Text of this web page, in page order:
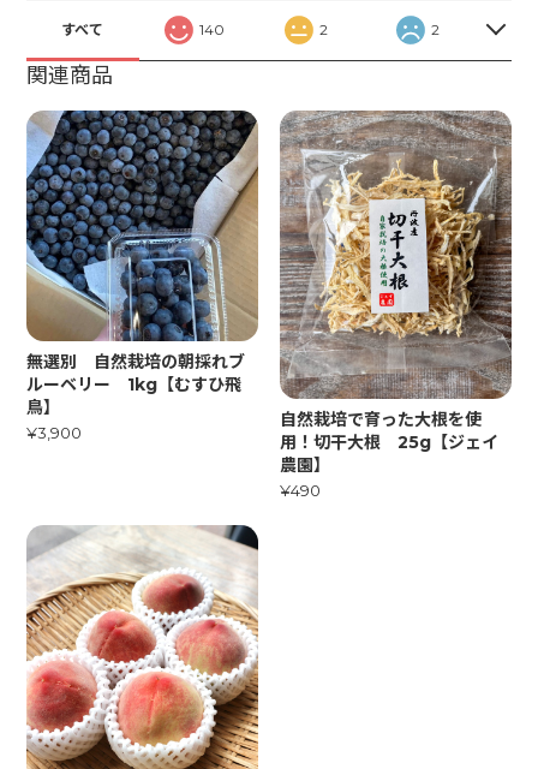
すべて 140 2 2
関連商品
無選別 自然栽培の朝採れブ
ルーベリー 1kg【むすひ飛
鳥】
¥3,900
自然栽培で育った大根を使
用！切干大根 25g【ジェイ
農園】
¥490